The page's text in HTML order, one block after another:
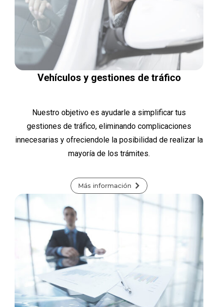
Vehículos y gestiones de tráfico
Nuestro objetivo es ayudarle a simplificar tus
gestiones de tráfico, eliminando complicaciones
innecesarias y ofreciendole la posibilidad de realizar la
mayoría de los trámites.
Más información